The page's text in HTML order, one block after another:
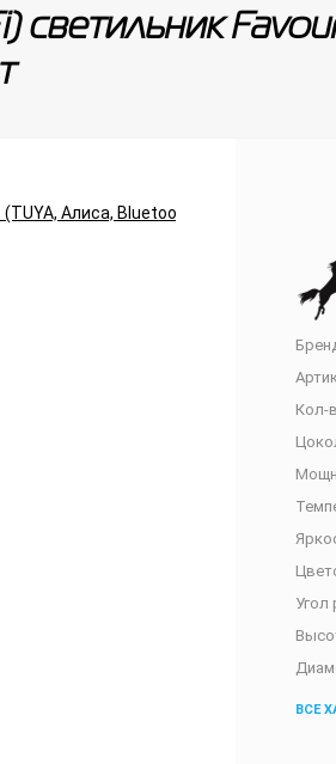
светильник
Кол-
Угол
ВСЕ